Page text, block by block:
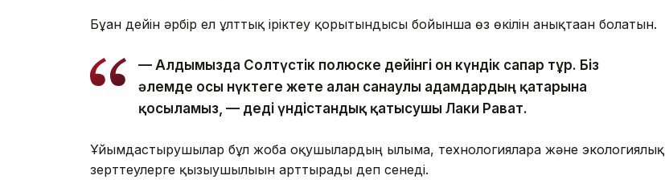
Бұған дейін әрбір ел ұлттық іріктеу қорытындысы бойынша өз өкілін анықтаған болатын.
— Алдымызда Солтүстік полюске дейінгі он күндік сапар тұр. Біз
әлемде осы нүктеге жете алған санаулы адамдардың қатарына
қосыламыз, — деді үндістандық қатысушы Лаки Рават.
Ұйымдастырушылар бұл жоба оқушылардың ғылымға, технологияларға және экологиялық
зерттеулерге қызығушылығын арттырады деп сенеді.